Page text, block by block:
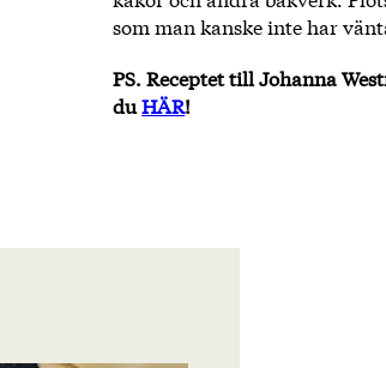
som man kanske inte har
PS. Receptet till Johanna
duHÄR!